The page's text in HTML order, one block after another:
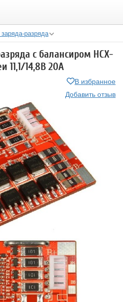
разряда
с балансиром HCX-
11,1/14,8В 20A
В избранное
Добавить отзыв